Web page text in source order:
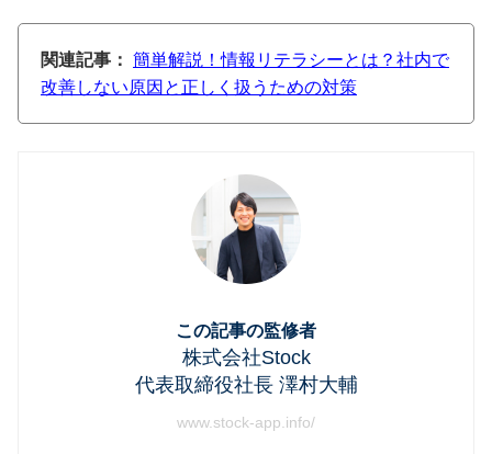
関連記事： 簡単解説！情報リテラシーとは？社内で
改善しない原因と正しく扱うための対策
この記事の監修者
株式会社Stock
代表取締役社長 澤村大輔
www.stock-app.info/